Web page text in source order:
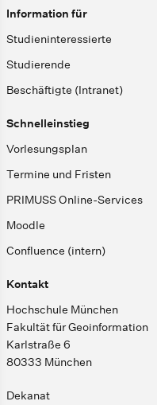
Information für
Studieninteressierte
Studierende
Beschäftigte (Intranet)
Schnelleinstieg
Vorlesungsplan
Termine und Fristen
PRIMUSS Online-Services
Moodle
Confluence (intern)
Kontakt
Hochschule München
Fakultät für Geoinformation
Karlstraße 6
80333 München
Dekanat